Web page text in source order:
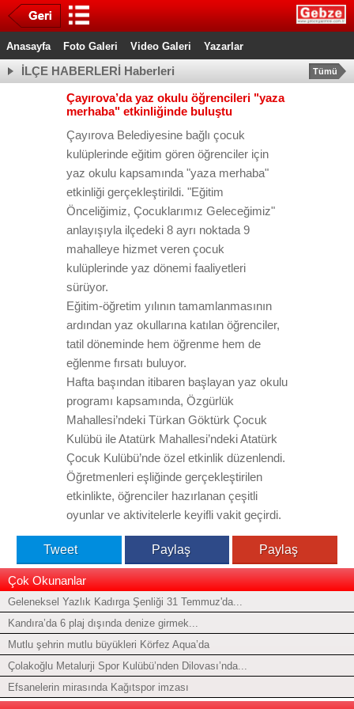
Anasayfa Foto Galeri Video Galeri Yazarlar
İLÇE HABERLERİ Haberleri Tümü
Çayırova’da yaz okulu öğrencileri "yaza
merhaba" etkinliğinde buluştu
Çayırova Belediyesine bağlı çocuk
kulüplerinde eğitim gören öğrenciler için
yaz okulu kapsamında "yaza merhaba"
etkinliği gerçekleştirildi. "Eğitim
Önceliğimiz, Çocuklarımız Geleceğimiz"
anlayışıyla ilçedeki 8 ayrı noktada 9
mahalleye hizmet veren çocuk
kulüplerinde yaz dönemi faaliyetleri
sürüyor.
Eğitim-öğretim yılının tamamlanmasının
ardından yaz okullarına katılan öğrenciler,
tatil döneminde hem öğrenme hem de
eğlenme fırsatı buluyor.
Hafta başından itibaren başlayan yaz okulu
programı kapsamında, Özgürlük
Mahallesi’ndeki Türkan Göktürk Çocuk
Kulübü ile Atatürk Mahallesi’ndeki Atatürk
Çocuk Kulübü’nde özel etkinlik düzenlendi.
Öğretmenleri eşliğinde gerçekleştirilen
etkinlikte, öğrenciler hazırlanan çeşitli
oyunlar ve aktivitelerle keyifli vakit geçirdi.
Tweet Paylaş Paylaş
Çok Okunanlar
Geleneksel Yazlık Kadırga Şenliği 31 Temmuz'da...
Kandıra’da 6 plaj dışında denize girmek...
Mutlu şehrin mutlu büyükleri Körfez Aqua’da
Çolakoğlu Metalurji Spor Kulübü’nden Dilovası’nda...
Efsanelerin mirasında Kağıtspor imzası